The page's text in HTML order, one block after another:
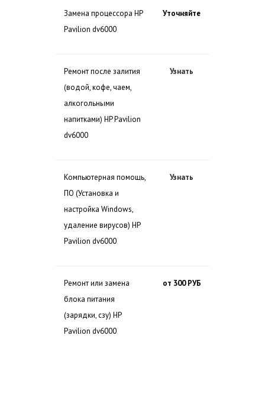
Замена процессора HP
Pavilion dv6000
Уточняйте
Ремонт после залития
(водой, кофе, чаем,
алкогольными
напитками) HP Pavilion
dv6000
Узнать
Компьютерная помощь,
ПО (Установка и
настройка Windows,
удаление вирусов) HP
Pavilion dv6000
Узнать
Ремонт или замена
блока питания
(зарядки, сзу) HP
Pavilion dv6000
от 300 РУБ